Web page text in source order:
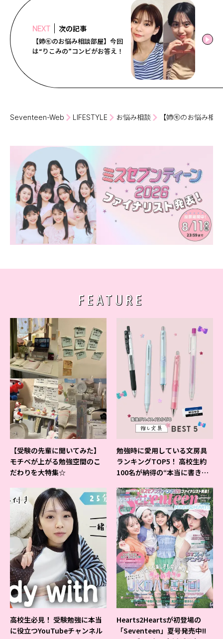
NEXT 次の記事
【姉㋲のお悩み相談部屋】今回
は“りこみの”コンビがお答え！
Seventeen-Web LIFESTYLE お悩み相談 【姉㋲のお悩み相
FEATURE
【受験の先輩に聞いてみた】
モチベが上がる勉強空間のこ
だわりを大特集☆
勉強時に愛用している文房具
ランキングTOP5！ 高校生約
100名が納得の“本当に書きや
高校生必見！ 受験勉強に本当
に役立つYouTubeチャンネル
Hearts2Heartsが初登場の
「Seventeen」夏号発売中!!